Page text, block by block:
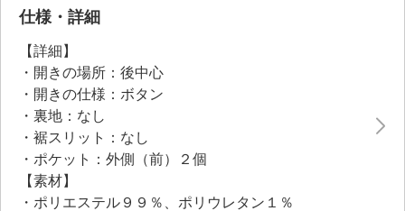
し、ワンピースの中を風が通り抜けるような涼やかな
ジュアル過ぎない上品な仕上がりで、清涼感のある見
た目がシーズンムードを高める一枚です。
仕様・詳細
【詳細】
・開きの場所：後中心
・開きの仕様：ボタン
・裏地：なし
・裾スリット：なし
・ポケット：外側（前）２個
【素材】
・ポリエステル９９％、ポリウレタン１％